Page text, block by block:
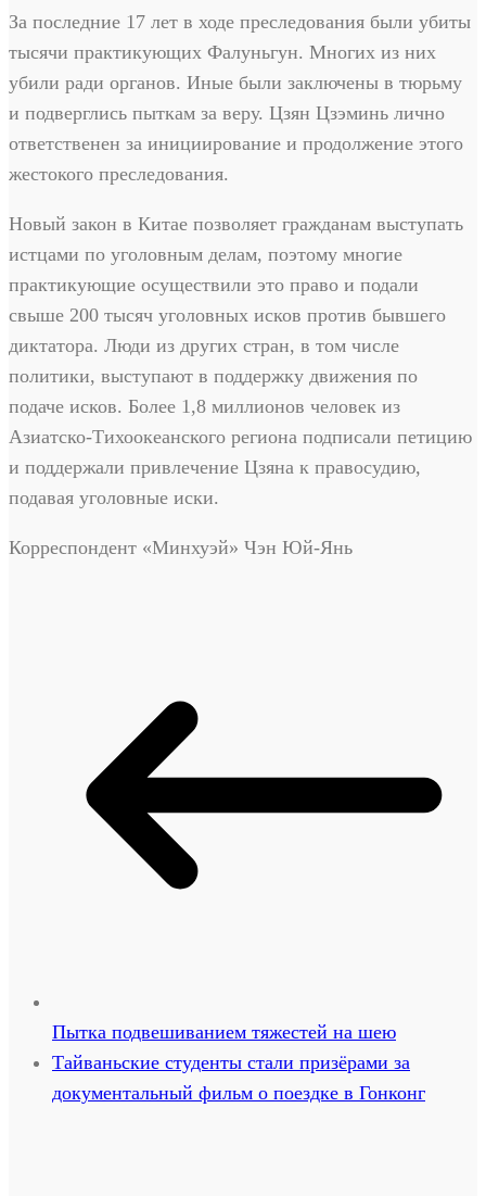
За последние 17 лет в ходе преследования были убиты
тысячи практикующих Фалуньгун. Многих из них
убили ради органов. Иные были заключены в тюрьму
и подверглись пыткам за веру. Цзян Цзэминь лично
ответственен за инициирование и продолжение этого
жестокого преследования.
Новый закон в Китае позволяет гражданам выступать
истцами по уголовным делам, поэтому многие
практикующие осуществили это право и подали
свыше 200 тысяч уголовных исков против бывшего
диктатора. Люди из других стран, в том числе
политики, выступают в поддержку движения по
подаче исков. Более 1,8 миллионов человек из
Азиатско-Тихоокеанского региона подписали петицию
и поддержали привлечение Цзяна к правосудию,
подавая уголовные иски.
Корреспондент «Минхуэй» Чэн Юй-Янь
Пытка подвешиванием тяжестей на шею
Тайваньские студенты стали призёрами за
документальный фильм о поездке в Гонконг